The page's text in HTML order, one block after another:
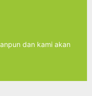
dan kami akan